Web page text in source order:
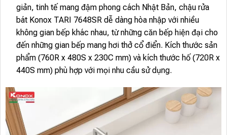
giản, tinh tế mang đậm phong cách Nhật Bản, chậu rửa
bát Konox TARI 7648SR dễ dàng hòa nhập với nhiều
không gian bếp khác nhau, từ những căn bếp hiện đại cho
đến những gian bếp mang hơi thở cổ điển. Kích thước sản
phẩm (760R x 480S x 230C mm) và kích thước hố (720R x
440S mm) phù hợp với mọi nhu cầu sử dụng.